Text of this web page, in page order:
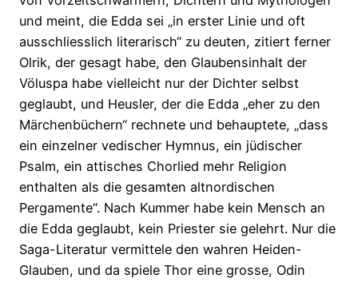
und meint, die Edda sei „in erster Linie und oft
ausschliesslich literarisch“ zu deuten, zitiert ferner
Olrik, der gesagt habe, den Glaubensinhalt der
Völuspa habe vielleicht nur der Dichter selbst
geglaubt, und Heusler, der die Edda „eher zu den
Märchenbüchern“ rechnete und behauptete, „dass
ein einzelner vedischer Hymnus, ein jüdischer
Psalm, ein attisches Chorlied mehr Religion
enthalten als die gesamten altnordischen
Pergamente“. Nach Kummer habe kein Mensch an
die Edda geglaubt, kein Priester sie gelehrt. Nur die
Saga-Literatur vermittele den wahren Heiden-
Glauben, und da spiele Thor eine grosse, Odin